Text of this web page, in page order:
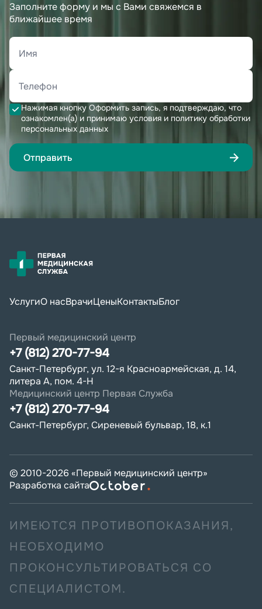
Заполните форму и мы с Вами свяжемся в
ближайшее время
Нажимая кнопку Оформить запись, я подтверждаю, что
ознакомлен(а) и принимаю условия и политику обработки
персональных данных
Отправить
УслугиО насВрачиЦеныКонтактыБлог
Первый медицинский центр
+7 (812) 270-77-94
Санкт-Петербург, ул. 12-я Красноармейская, д. 14,
литера А, пом. 4-Н
Медицинский центр Первая Служба
+7 (812) 270-77-94
Санкт-Петербург, Сиреневый бульвар, 18, к.1
© 2010-2026 «Первый медицинский центр»
Разработка сайта
ИМЕЮТСЯ ПРОТИВОПОКАЗАНИЯ,
НЕОБХОДИМО
ПРОКОНСУЛЬТИРОВАТЬСЯ СО
СПЕЦИАЛИСТОМ.